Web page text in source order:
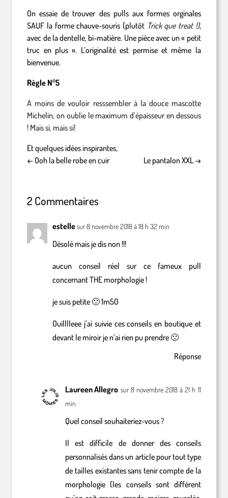
On essaie de trouver des pulls aux formes orginales
SAUF la forme chauve-souris (plutôt Trick que treat !),
avec de la dentelle, bi-matière. Une pièce avec un « petit
truc en plus ». L’originalité est permise et même la
bienvenue.
Règle N°5
A moins de vouloir resssembler à la douce mascotte
Michelin, on oublie le maximum d’épaisseur en dessous
! Mais si, mais si!
Et quelques idées inspirantes,
← Ooh la belle robe en cuir Le pantalon XXL→
2 Commentaires
estelle sur 8 novembre 2018 à 18 h 32 min
Désolé mais je dis non !!!
aucun conseil réel sur ce fameux pull
concernant THE morphologie !
je suis petite 🙁 1m50
Ouilllleee j’ai suivie ces conseils en boutique et
devant le miroir je n’ai rien pu prendre 🙁
Réponse
Laureen Allegro sur 8 novembre 2018 à 21 h 11
min
Quel conseil souhaiteriez-vous ?
Il est difficile de donner des conseils
personnalisés dans un article pour tout type
de tailles existantes sans tenir compte de la
morphologie (les conseils sont différent